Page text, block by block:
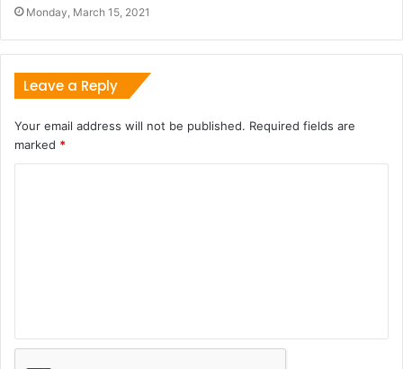
Monday, March 15, 2021
Leave a Reply
Your email address will not be published. Required fields are
marked *